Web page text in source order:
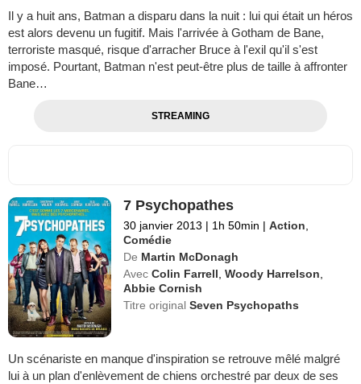
Il y a huit ans, Batman a disparu dans la nuit : lui qui était un héros
est alors devenu un fugitif. Mais l'arrivée à Gotham de Bane,
terroriste masqué, risque d'arracher Bruce à l'exil qu'il s'est
imposé. Pourtant, Batman n'est peut-être plus de taille à affronter
Bane…
STREAMING
7 Psychopathes
30 janvier 2013 | 1h 50min | Action
Comédie
De Martin McDonagh
Avec Colin Farrell ,Woody Harrelson
Abbie Cornish
Titre originalSeven Psychopaths
Un scénariste en manque d'inspiration se retrouve mêlé malgré
lui à un plan d'enlèvement de chiens orchestré par deux de ses